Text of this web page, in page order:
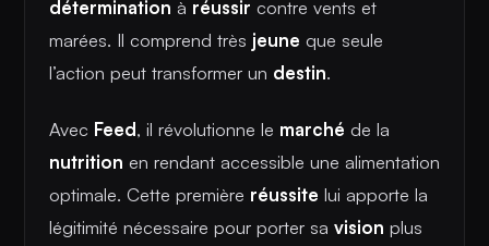
détermination à réussir contre vents et
marées. Il comprend très jeune que seule
l’action peut transformer un destin.
Avec Feed, il révolutionne le marché de la
nutrition en rendant accessible une alimentation
optimale. Cette première réussite lui apporte la
légitimité nécessaire pour porter sa vision plus